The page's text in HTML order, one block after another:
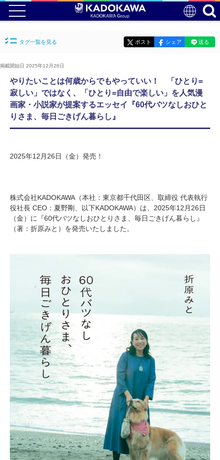
タグ一覧を見る ポスト シェア 送る
掲載開始日 2025年12月26日
やりたいことは何歳からでもやっていい！ 「ひとり=
寂しい」ではなく、「ひとり=自由で楽しい」を人気漫
画家・小説家が提案するエッセイ『60代バツなしおひと
りさま、毎日ごきげん暮らし』
2025年12月26日（金）発売！
株式会社KADOKAWA（本社：東京都千代田区、取締役 代表執行
役社長 CEO：夏野剛、以下KADOKAWA）は、2025年12月26日
（金）に『60代バツなしおひとりさま、毎日ごきげん暮らし』
（著：折原みと）を発売いたしました。